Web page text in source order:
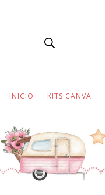
INICIO KITS CANVA